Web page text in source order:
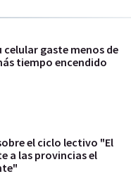
celular gaste menos de
tiempo encendido
el ciclo lectivo "El
a las provincias el